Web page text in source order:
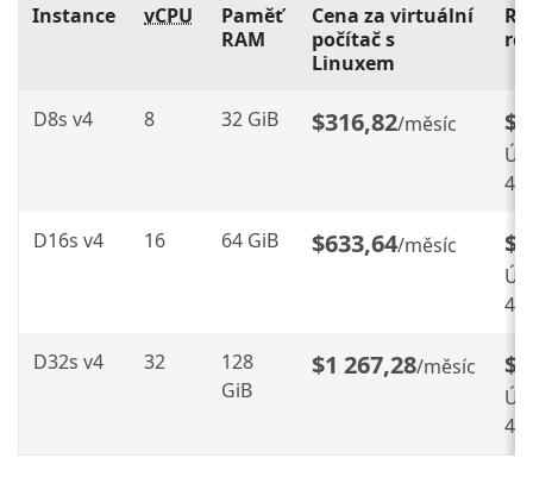
Instance vCPU
Paměť
RAM
Cena za virtuální
počítač s
Linuxem
D8s v4 8 32 GiB $316,82/měsíc
41
D16s v4 16 64 GiB $633,64/měsíc
41
D32s v4 32
128
GiB
$1 267,28/měsíc
41